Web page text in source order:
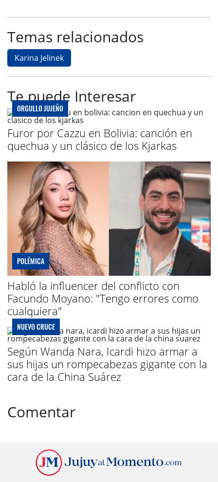
Temas relacionados
Karina Jelinek
Te puede Interesar
ORGULLO JUJEÑO
Furor por Cazzu en Bolivia: canción en
quechua y un clásico de los Kjarkas
POLÉMICA
Habló la influencer del conflicto con
Facundo Moyano: "Tengo errores como
cualquiera"
NUEVO CRUCE
Según Wanda Nara, Icardi hizo armar a
sus hijas un rompecabezas gigante con la
cara de la China Suárez
Comentar